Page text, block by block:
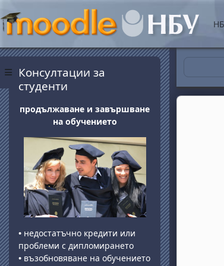
Pannello laterale
Blocchi
Консултации за
студенти
продължаване и завършване
на обучението
• недостатъчно кредити или
проблеми с дипломирането
• възобновяване на обучението